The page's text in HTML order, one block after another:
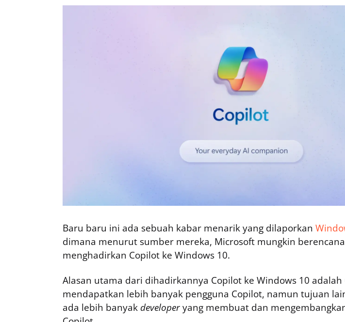
Baru baru ini ada sebuah kabar menarik yang dilaporkan
dimana menurut sumber mereka, Microsoft mungkin
menghadirkan Copilot ke Windows 10.
Alasan utama dari dihadirkannya Copilot ke Windows 10
mendapatkan lebih banyak pengguna Copilot, namun tujuan
ada lebih banyak developeryang membuat dan